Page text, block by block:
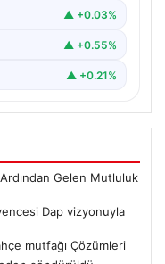
▲ +0.03%
▲ +0.55%
▲ +0.21%
Gelen Mutluluk
Dap vizyonuyla
mutfağı Çözümleri